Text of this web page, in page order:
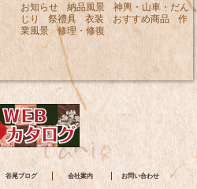
お知らせ
納品風景
神輿・山車・だん
じり
祭禮具 衣装 おすすめ商品
作
業風景
修理・修復
谷尾ブログ 会社案内 お問い合わせ